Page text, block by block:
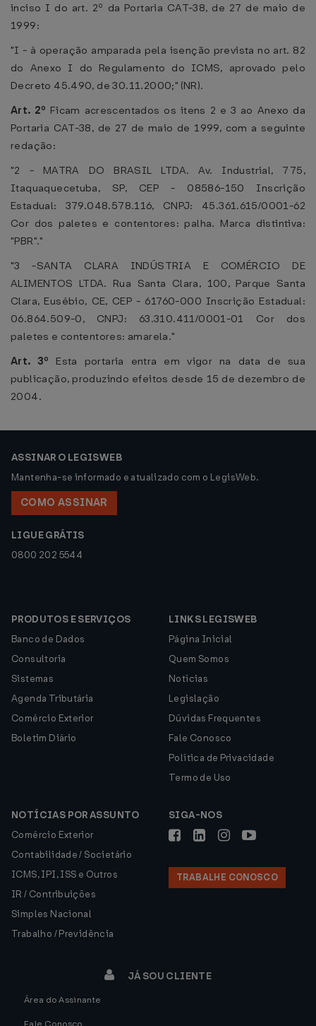
inciso I do art. 2º da Portaria CAT-38, de 27 de maio de
1999:
"I - à operação amparada pela isenção prevista no art. 82
do Anexo I do Regulamento do ICMS, aprovado pelo
Decreto 45.490, de 30.11.2000;" (NR).
Art. 2º Ficam acrescentados os itens 2 e 3 ao Anexo da
Portaria CAT-38, de 27 de maio de 1999, com a seguinte
redação:
"2 - MATRA DO BRASIL LTDA. Av. Industrial, 775,
Itaquaquecetuba, SP, CEP - 08586-150 Inscrição
Estadual: 379.048.578.116, CNPJ: 45.361.615/0001-62
Cor dos paletes e contentores: palha. Marca distintiva:
"PBR"."
"3 -SANTA CLARA INDÚSTRIA E COMÉRCIO DE
ALIMENTOS LTDA. Rua Santa Clara, 100, Parque Santa
Clara, Eusébio, CE, CEP - 61760-000 Inscrição Estadual:
06.864.509-0, CNPJ: 63.310.411/0001-01 Cor dos
paletes e contentores: amarela."
Art. 3º Esta portaria entra em vigor na data de sua
publicação, produzindo efeitos desde 15 de dezembro de
2004.
ASSINAR O LEGISWEB
Mantenha-se informado e atualizado com o LegisWeb.
COMO ASSINAR
LIGUE GRÁTIS
0800 202 5544
PRODUTOS E SERVIÇOS
Banco de Dados
Consultoria
Sistemas
Agenda Tributária
Comércio Exterior
Boletim Diário
LINKS LEGISWEB
Página Inicial
Quem Somos
Notícias
Legislação
Dúvidas Frequentes
Fale Conosco
Política de Privacidade
Termo de Uso
NOTÍCIAS POR ASSUNTO
Comércio Exterior
Contabilidade / Societário
ICMS, IPI, ISS e Outros
IR / Contribuições
Simples Nacional
Trabalho / Previdência
SIGA-NOS
TRABALHE CONOSCO
JÁ SOU CLIENTE
Área do Assinante